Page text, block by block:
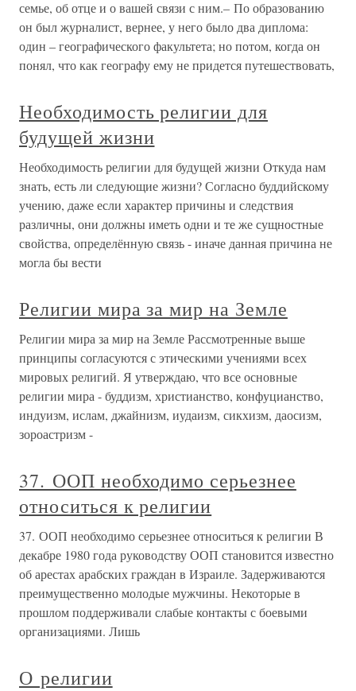
семье, об отце и о вашей связи с ним.– По образованию
он был журналист, вернее, у него было два диплома:
один – географического факультета; но потом, когда он
понял, что как географу ему не придется путешествовать,
Необходимость религии для
будущей жизни
Необходимость религии для будущей жизни Откуда нам
знать, есть ли следующие жизни? Согласно буддийскому
учению, даже если характер причины и следствия
различны, они должны иметь одни и те же сущностные
свойства, определённую связь - иначе данная причина не
могла бы вести
Религии мира за мир на Земле
Религии мира за мир на Земле Рассмотренные выше
принципы согласуются с этическими учениями всех
мировых религий. Я утверждаю, что все основные
религии мира - буддизм, христианство, конфуцианство,
индуизм, ислам, джайнизм, иудаизм, сикхизм, даосизм,
зороастризм -
37. ООП необходимо серьезнее
относиться к религии
37. ООП необходимо серьезнее относиться к религии В
декабре 1980 года руководству ООП становится известно
об арестах арабских граждан в Израиле. Задерживаются
преимущественно молодые мужчины. Некоторые в
прошлом поддерживали слабые контакты с боевыми
организациями. Лишь
О религии